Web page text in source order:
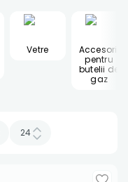
Vetre
Accesorii
pentru
butelii de
gaz